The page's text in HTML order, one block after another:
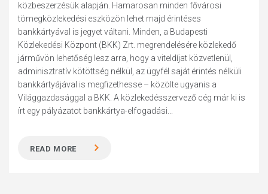
közbeszerzésük alapján. Hamarosan minden fővárosi
tömegközlekedési eszközön lehet majd érintéses
bankkártyával is jegyet váltani. Minden, a Budapesti
Közlekedési Központ (BKK) Zrt. megrendelésére közlekedő
járművön lehetőség lesz arra, hogy a viteldíjat közvetlenül,
adminisztratív kötöttség nélkül, az ügyfél saját érintés nélküli
bankkártyájával is megfizethesse – közölte ugyanis a
Világgazdasággal a BKK. A közlekedésszervező cég már ki is
írt egy pályázatot bankkártya-elfogadási...
READ MORE